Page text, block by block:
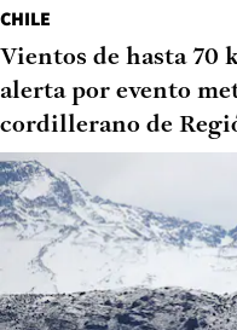
CHILE
Vientos de hasta 70
alerta por evento
cordillerano de